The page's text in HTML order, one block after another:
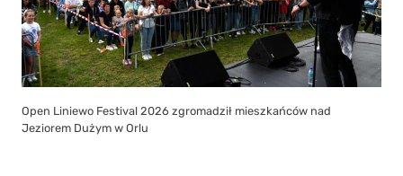
Open Liniewo Festival 2026 zgromadził mieszkańców nad
Jeziorem Dużym w Orlu